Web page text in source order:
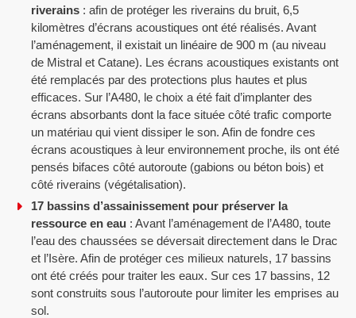
riverains : afin de protéger les riverains du bruit, 6,5
kilomètres d’écrans acoustiques ont été réalisés. Avant
l’aménagement, il existait un linéaire de 900 m (au niveau
de Mistral et Catane). Les écrans acoustiques existants ont
été remplacés par des protections plus hautes et plus
efficaces. Sur l’A480, le choix a été fait d’implanter des
écrans absorbants dont la face située côté trafic comporte
un matériau qui vient dissiper le son. Afin de fondre ces
écrans acoustiques à leur environnement proche, ils ont été
pensés bifaces côté autoroute (gabions ou béton bois) et
côté riverains (végétalisation).
17 bassins d’assainissement pour préserver la
ressource en eau : Avant l’aménagement de l’A480, toute
l’eau des chaussées se déversait directement dans le Drac
et l’Isère. Afin de protéger ces milieux naturels, 17 bassins
ont été créés pour traiter les eaux. Sur ces 17 bassins, 12
sont construits sous l’autoroute pour limiter les emprises au
sol.